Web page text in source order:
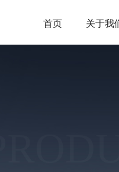
首页 关于我